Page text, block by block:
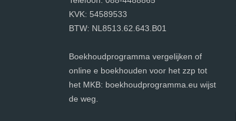
KVK: 54589533
BTW: NL8513.62.643.B01
Boekhoudprogramma vergelijken of
online e boekhouden voor het zzp tot
het MKB: boekhoudprogramma.eu wijst
de weg.